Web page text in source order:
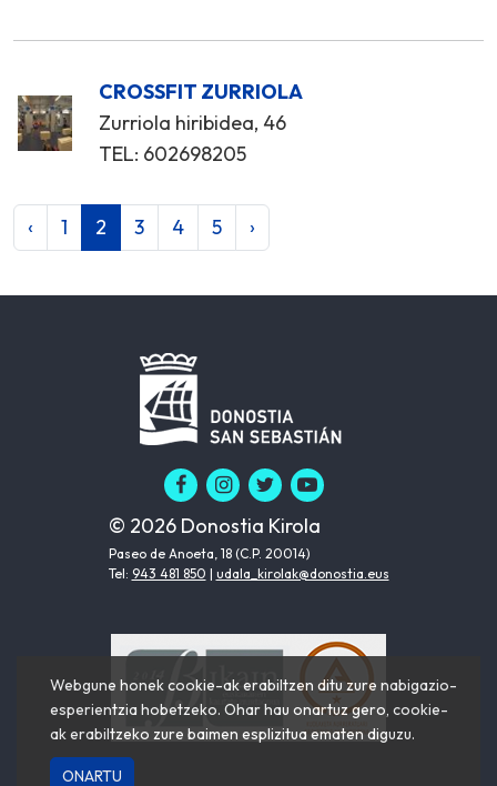
CROSSFIT ZURRIOLA
Zurriola hiribidea, 46
TEL: 602698205
‹ 1 2 3 4 5 ›
© 2026 Donostia Kirola
Paseo de Anoeta, 18 (C.P. 20014)
Tel: 943 481 850 | udala_kirolak@donostia.eus
Webgune honek cookie-ak erabiltzen ditu zure nabigazio-
esperientzia hobetzeko. Ohar hau onartuz gero, cookie-
ak erabiltzeko zure baimen esplizitua ematen diguzu.
ONARTU